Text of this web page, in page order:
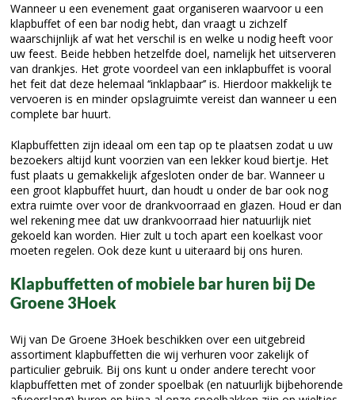
Wanneer u een evenement gaat organiseren waarvoor u een
klapbuffet of een bar nodig hebt, dan vraagt u zichzelf
waarschijnlijk af wat het verschil is en welke u nodig heeft voor
uw feest. Beide hebben hetzelfde doel, namelijk het uitserveren
van drankjes. Het grote voordeel van een inklapbuffet is vooral
het feit dat deze helemaal ‘‘inklapbaar’’ is. Hierdoor makkelijk te
vervoeren is en minder opslagruimte vereist dan wanneer u een
complete bar huurt.
Klapbuffetten zijn ideaal om een tap op te plaatsen zodat u uw
bezoekers altijd kunt voorzien van een lekker koud biertje. Het
fust plaats u gemakkelijk afgesloten onder de bar. Wanneer u
een groot klapbuffet huurt, dan houdt u onder de bar ook nog
extra ruimte over voor de drankvoorraad en glazen. Houd er dan
wel rekening mee dat uw drankvoorraad hier natuurlijk niet
gekoeld kan worden. Hier zult u toch apart een koelkast voor
moeten regelen. Ook deze kunt u uiteraard bij ons huren.
Klapbuffetten of mobiele bar huren bij De
Groene 3Hoek
Wij van De Groene 3Hoek beschikken over een uitgebreid
assortiment klapbuffetten die wij verhuren voor zakelijk of
particulier gebruik. Bij ons kunt u onder andere terecht voor
klapbuffetten met of zonder spoelbak (en natuurlijk bijbehorende